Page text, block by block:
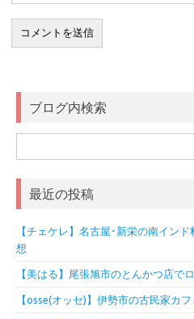
ブログ内検索
索:
最近の投稿
【チェケレ】名古屋･新栄の南イン
想
【美はる】尾張旭市のとんかつ店で
【osse(オッセ)】伊勢市の古民家カ